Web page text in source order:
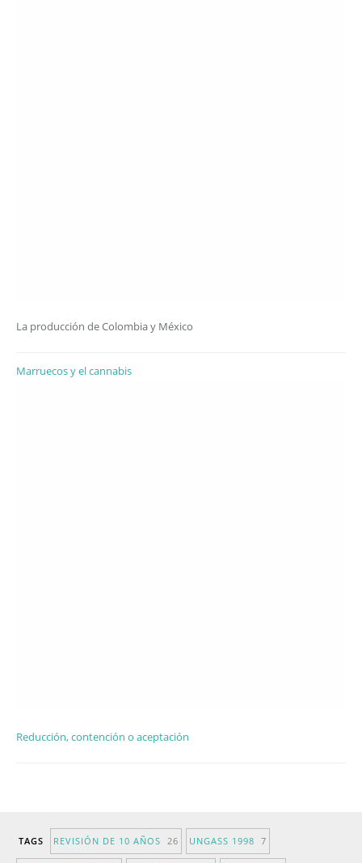
La producción de Colombia y México
Marruecos y el cannabis
Reducción, contención o aceptación
TAGS REVISIÓN DE 10 AÑOS 26 UNGASS 1998 7